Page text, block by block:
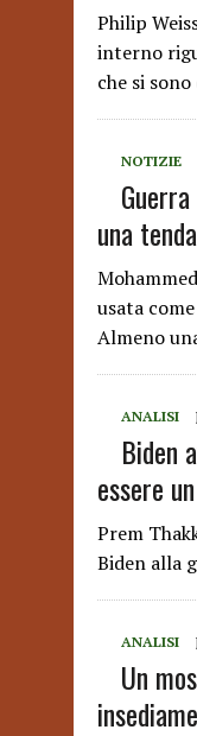
Philip
interno
che si sono
NOTIZIE
una
usata
Almeno
ANALISI
Biden
essere
Prem
Biden alla
ANALISI
Un